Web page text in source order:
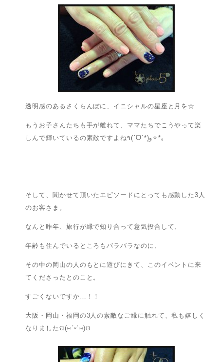
透明感のあるさくらんぼに、イニシャルの星座と月を☆
もうお子さんたちも手が離れて、ママたちでこうやって楽
しんで輝いているの素敵ですよね٩(ˊᗜˋ*)و✧*｡
そして、聞かせて頂いたエピソードにとっても感動した3人
のお客さま。
なんと昨年、旅行が縁で知り合って意気投合して、
年齢も住んでいるところもバラバラなのに、
その中の岡山の人のもとに遊びにきて、このイベントに来
てくださったとのこと。
すごくないですか…！！
大阪・岡山・福岡の3人の素敵なご縁に触れて、私も嬉しく
なりましたପ(⑅ˊᵕˋ⑅)ଓ